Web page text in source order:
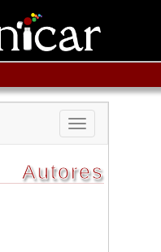
Toggle
navigation
Autores